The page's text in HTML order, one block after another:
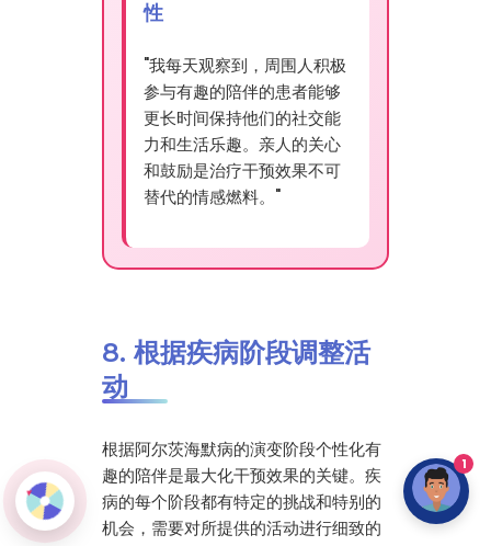
性
"我每天观察到，周围人积极
参与有趣的陪伴的患者能够
更长时间保持他们的社交能
力和生活乐趣。亲人的关心
和鼓励是治疗干预效果不可
替代的情感燃料。"
8. 根据疾病阶段调整活
动
根据阿尔茨海默病的演变阶段个性化有
趣的陪伴是最大化干预效果的关键。疾
病的每个阶段都有特定的挑战和特别的
机会，需要对所提供的活动进行细致的
1